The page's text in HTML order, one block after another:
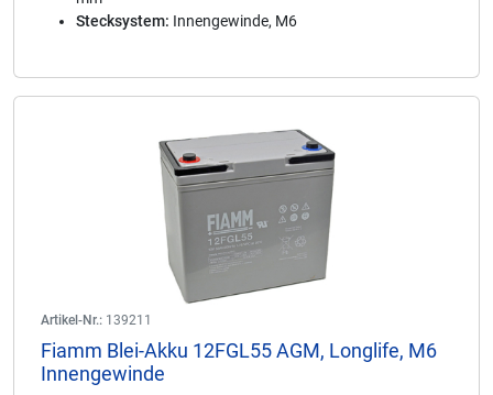
Stecksystem: Innengewinde, M6
Artikel-Nr.: 139211
Fiamm Blei-Akku 12FGL55 AGM, Longlife, M6
Innengewinde